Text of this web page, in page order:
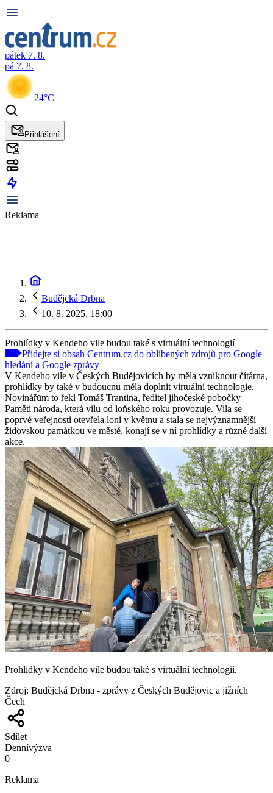
pátek 7. 8.
pá 7. 8.
24°C
Přihlášení
Reklama
Budějcká Drbna
10. 8. 2025, 18:00
Prohlídky v Kendeho vile budou také s virtuální technologií
Přidejte si obsah Centrum.cz do oblíbených zdrojů pro Google
hledání a Google zprávy
V Kendeho vile v Českých Budějovicích by měla vzniknout čítárna,
prohlídky by také v budoucnu měla doplnit virtuální technologie.
Novinářům to řekl Tomáš Trantina, ředitel jihočeské pobočky
Paměti národa, která vilu od loňského roku provozuje. Vila se
poprvé veřejnosti otevřela loni v květnu a stala se nejvýznamnější
židovskou památkou ve městě, konají se v ní prohlídky a různé další
akce.
Prohlídky v Kendeho vile budou také s virtuální technologií.
Zdroj: Budějcká Drbna - zprávy z Českých Budějovic a jižních
Čech
Sdílet
Dennívýzva
0
Reklama